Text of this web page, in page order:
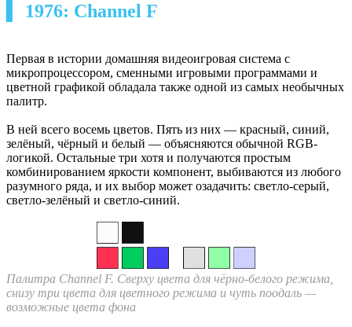
▍ 1976: Channel F
Первая в истории домашняя видеоигровая система с
микропроцессором, сменными игровыми программами и
цветной графикой обладала также одной из самых необычных
палитр.
В ней всего восемь цветов. Пять из них — красный, синий,
зелёный, чёрный и белый — объясняются обычной RGB-
логикой. Остальные три хотя и получаются простым
комбинированием яркости компонент, выбиваются из любого
разумного ряда, и их выбор может озадачить: светло-серый,
светло-зелёный и светло-синий.
Палитра Channel F. Сверху цвета для чёрно-белого режима,
снизу три цвета для цветного режима и чуть поодаль —
возможные цвета фона